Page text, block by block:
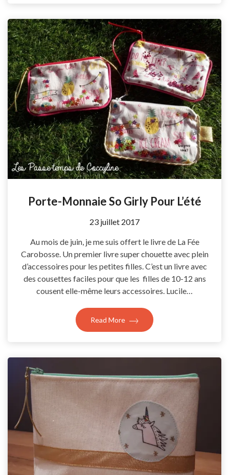
Porte-Monnaie So Girly Pour L’été
by
23 juillet 2017
Au mois de juin, je me suis offert le livre de La Fée
Carobosse. Un premier livre super chouette avec plein
d’accessoires pour les petites filles. C’est un livre avec
des cousettes faciles pour que les filles de 10-12 ans
cousent elle-même leurs accessoires. Lucile…
Read More